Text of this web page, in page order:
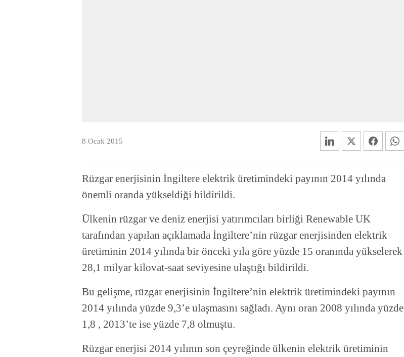
8 Ocak 2015
Rüzgar enerjisinin İngiltere elektrik üretimindeki payının 2014 yılında
önemli oranda yükseldiği bildirildi.
Ülkenin rüzgar ve deniz enerjisi yatırımcıları birliği Renewable UK
tarafından yapılan açıklamada İngiltere’nin rüzgar enerjisinden elektrik
üretiminin 2014 yılında bir önceki yıla göre yüzde 15 oranında yükselerek
28,1 milyar kilovat-saat seviyesine ulaştığı bildirildi.
Bu gelişme, rüzgar enerjisinin İngiltere’nin elektrik üretimindeki payının
2014 yılında yüzde 9,3’e ulaşmasını sağladı. Aynı oran 2008 yılında yüzde
1,8 , 2013’te ise yüzde 7,8 olmuştu.
Rüzgar enerjisi 2014 yılının son çeyreğinde ülkenin elektrik üretiminin